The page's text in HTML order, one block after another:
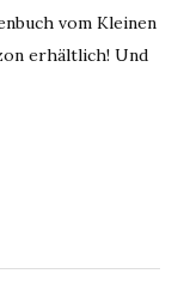
vom Kleinen
erhältlich! Und